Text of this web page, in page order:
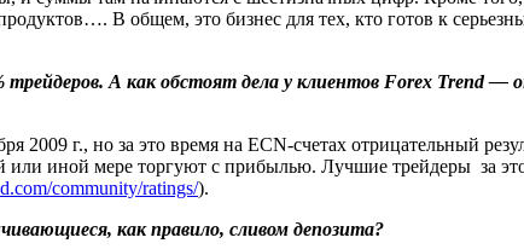
В общем, это бизнес для тех, кто готов к
А как обстоят дела у клиентов Forex Trend
2009 г., но за это время на ECN-счетах отрицательный
иной мере торгуют с прибылью. Лучшие трейдеры за
community/ratings/).
как правило, сливом депозита?